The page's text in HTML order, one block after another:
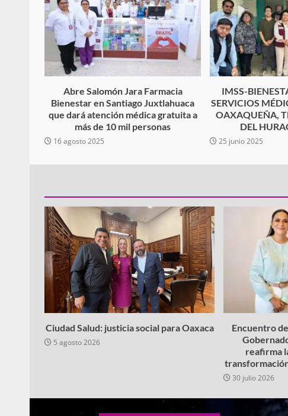
Abre Salomón Jara Farmacia
Bienestar en Santiago Juxtlahuaca
que dará atención médica gratuita a
más de 10 mil personas
16 agosto 2025
IMSS-
SERVICIOS
OAXAQUEÑA,
DEL
25 junio 2025
Ciudad Salud: justicia social para Oaxaca
5 agosto 2026
Encuentro
reafirma
30 julio 2026